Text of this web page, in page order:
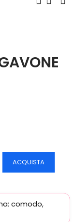
ACQUISTA
comodo,